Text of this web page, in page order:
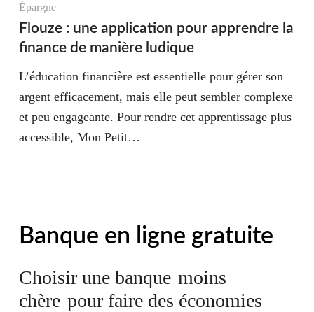
Épargne
Flouze : une application pour apprendre la
finance de manière ludique
L’éducation financière est essentielle pour gérer son
argent efficacement, mais elle peut sembler complexe
et peu engageante. Pour rendre cet apprentissage plus
accessible, Mon Petit…
Banque en ligne gratuite
Choisir une banque moins
chère pour faire des économies